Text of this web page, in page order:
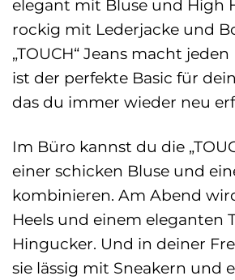
elegant mit Bluse und High
rockig mit Lederjacke und
„TOUCH“ Jeans macht
ist der perfekte Basic für
das du immer wieder neu
Im Büro kannst du die
einer schicken Bluse und
kombinieren. Am Abend
Heels und einem eleganten
Hingucker. Und in deiner
sie lässig mit Sneakern und